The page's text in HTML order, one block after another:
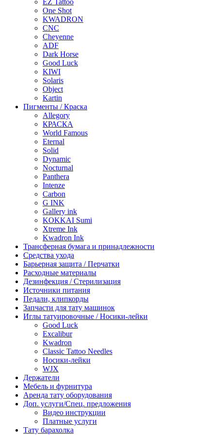
EZ Tattoo
One Shot
KWADRON
CNC
Cheyenne
ADF
Dark Horse
Good Luck
KIWI
Solaris
Object
Kartin
Пигменты / Краска
Allegory
КРАСКА
World Famous
Eternal
Solid
Dynamic
Nocturnal
Panthera
Intenze
Carbon
G INK
Gallery ink
KOKKAI Sumi
Xtreme Ink
Kwadron Ink
Трансферная бумага и принадлежности
Средства ухода
Барьерная защита / Перчатки
Расходные материалы
Дезинфекция / Стерилизация
Источники питания
Педали, клипкорды
Запчасти для тату машинок
Иглы татуировочные / Носики-лейки
Good Luck
Excalibur
Kwadron
Classic Tattoo Needles
Носики-лейки
WJX
Держатели
Мебель и фурнитура
Аренда тату оборудования
Доп. услуги/Спец. предложения
Видео инструкции
Платные услуги
Тату барахолка